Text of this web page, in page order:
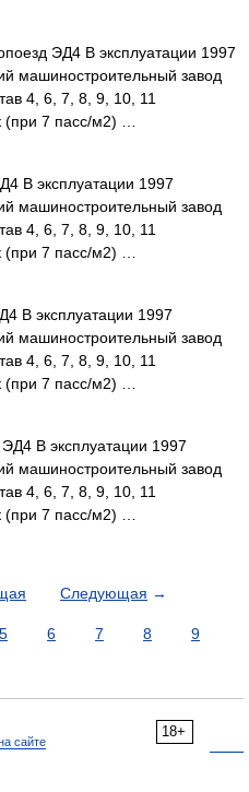
ЭД4 В эксплуатации 1997
машиностроительный завод
4, 6, 7, 8, 9, 10, 11
(при 7 пасс/м2) …
В эксплуатации 1997
машиностроительный завод
4, 6, 7, 8, 9, 10, 11
(при 7 пасс/м2) …
В эксплуатации 1997
машиностроительный завод
4, 6, 7, 8, 9, 10, 11
(при 7 пасс/м2) …
В эксплуатации 1997
машиностроительный завод
4, 6, 7, 8, 9, 10, 11
(при 7 пасс/м2) …
Следующая →
5 6 7 8
9
18+
сайте